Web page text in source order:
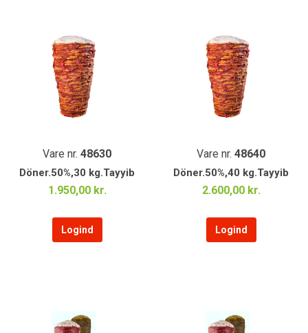
Vare nr. 48630
Döner.50%,30 kg.Tayyib
1.950,00 kr.
Logind
Vare nr. 48640
Döner.50%,40 kg.Tayyib
2.600,00 kr.
Logind